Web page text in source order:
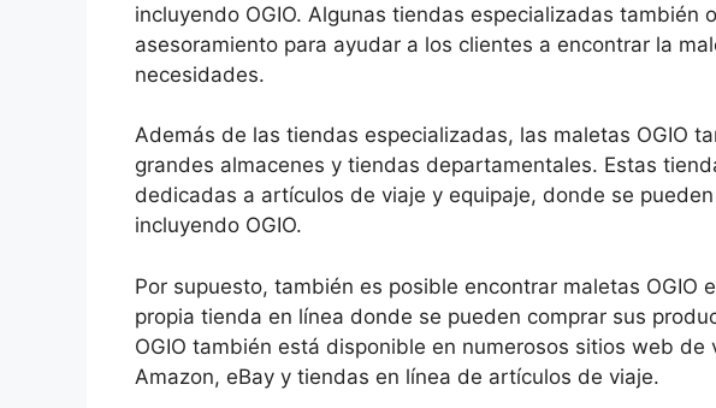
incluyendo OGIO. Algunas tiendas especializadas también
asesoramiento para ayudar a los clientes a encontrar la
necesidades.
Además de las tiendas especializadas, las maletas OGIO
grandes almacenes y tiendas departamentales. Estas
dedicadas a artículos de viaje y equipaje, donde se
incluyendo OGIO.
Por supuesto, también es posible encontrar maletas OGIO
propia tienda en línea donde se pueden comprar sus
OGIO también está disponible en numerosos sitios web de
Amazon, eBay y tiendas en línea de artículos de viaje.